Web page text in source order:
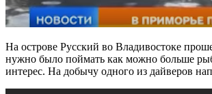
На острове Русский во Владивостоке
нужно было поймать как можно больше
интерес. На добычу одного из дайверов